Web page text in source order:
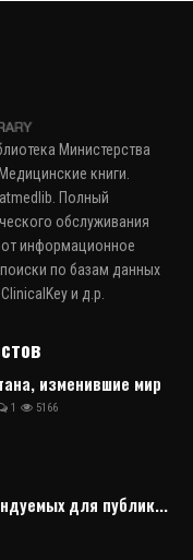
Министерства
книги.
Полный
обслуживания
информационное
по базам данных
и д.р.
изменившие мир
1 5166
для публик...